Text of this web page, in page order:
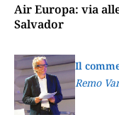
Air Europa: via
Salvador
Il
Remo